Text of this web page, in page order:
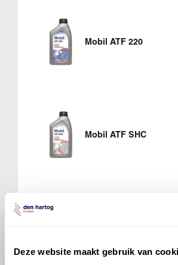
Deze website maakt gebruik van
Mobil ATF 220
Mobil ATF SHC